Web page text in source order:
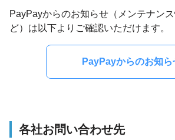
PayPayからのお知らせ（メンテナン
ど）は以下よりご確認いただけます。
PayPayからのお知ら
各社お問い合わせ先